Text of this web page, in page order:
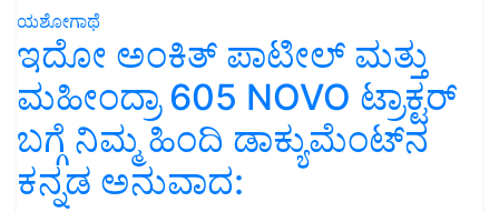
ಯಶೋಗಾಥೆ
ಇದೋ ಅಂಕಿತ್ ಪಾಟೀಲ್ ಮತ್ತು
ಮಹೀಂದ್ರಾ 605 NOVO ಟ್ರಾಕ್ಟರ್
ಬಗ್ಗೆ ನಿಮ್ಮ ಹಿಂದಿ ಡಾಕ್ಯುಮೆಂಟ್‌ನ
ಕನ್ನಡ ಅನುವಾದ: